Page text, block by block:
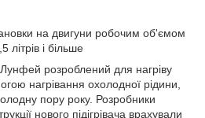
на двигуни робочим об'ємом
літрів і більше
Лунфей розроблений для нагріву
нагрівання охолодної рідини,
пору року. Розробники
нового підігрівача врахували